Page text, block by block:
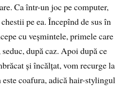
Ca într-un joc pe computer,
pe ea. Începînd de sus în
cu veșmintele, primele care
după caz. Apoi după ce
și încălțat, vom recurge la
coafura, adică hair-stylingul